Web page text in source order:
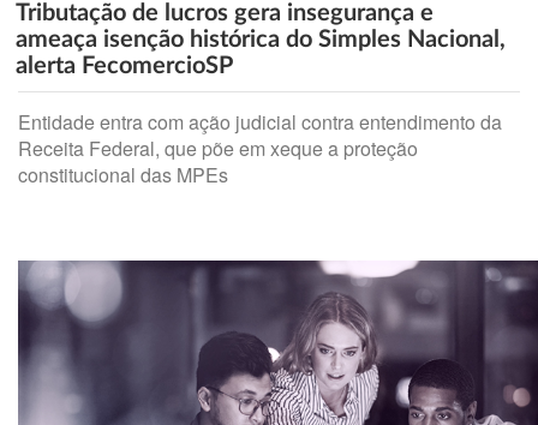
Tributação de lucros gera insegurança e
ameaça isenção histórica do Simples Nacional,
alerta FecomercioSP
Entidade entra com ação judicial contra entendimento da
Receita Federal, que põe em xeque a proteção
constitucional das MPEs